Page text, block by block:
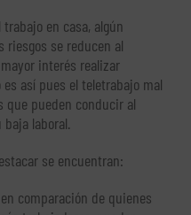
en casa, algún
riesgos se reducen al
interés realizar
así pues el teletrabajo mal
que pueden conducir al
laboral.
se encuentran:
comparación de quienes